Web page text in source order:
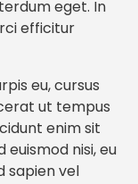
eget. In
efficitur
eu, cursus
ut tempus
enim sit
nisi, eu
sapien vel